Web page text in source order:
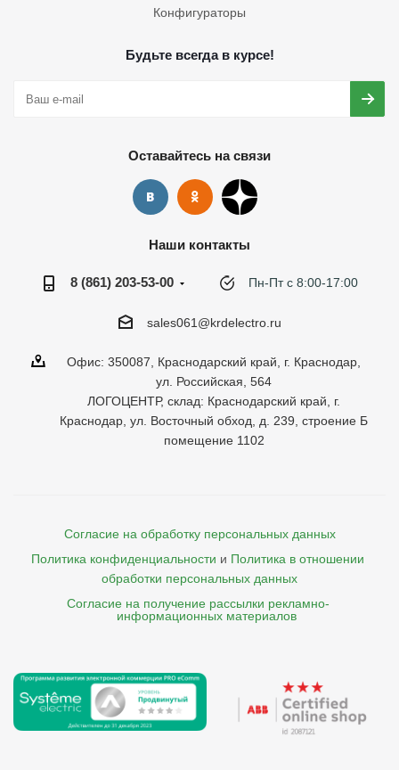
Конфигураторы
Будьте всегда в курсе!
Оставайтесь на связи
Наши контакты
8 (861) 203-53-00 Пн-Пт с 8:00-17:00
sales061@krdelectro.ru
Офис: 350087, Краснодарский край, г. Краснодар,
ул. Российская, 564
ЛОГОЦЕНТР, склад: Краснодарский край, г.
Краснодар, ул. Восточный обход, д. 239, строение Б
помещение 1102
Согласие на обработку персональных данных
Политика конфиденциальности и Политика в отношении
обработки персональных данных
Согласие на получение рассылки рекламно-
    информационных материалов